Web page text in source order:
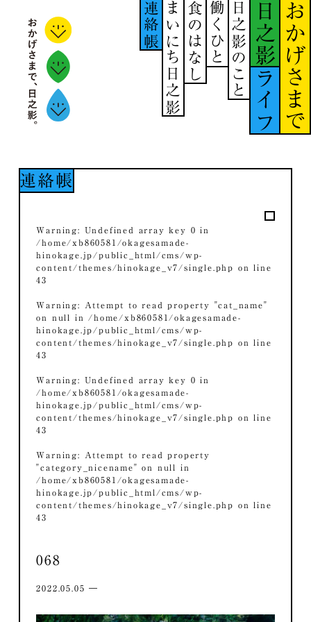
おかげさまで
日之影
ライフ
日之影のこと
働くひと
食のはなし
まいにち日之影
連絡帳
連絡帳
Warning: Undefined array key 0 in
/home/xb860581/okagesamade-
hinokage.jp/public_html/cms/wp-
content/themes/hinokage_v7/single.php
on line
43
Warning: Attempt to read property "cat_name"
on null in /home/xb860581/okagesamade-
hinokage.jp/public_html/cms/wp-
content/themes/hinokage_v7/single.php
on line
43
Warning: Undefined array key 0 in
/home/xb860581/okagesamade-
hinokage.jp/public_html/cms/wp-
content/themes/hinokage_v7/single.php
on line
43
Warning: Attempt to read property
"category_nicename" on null in
/home/xb860581/okagesamade-
hinokage.jp/public_html/cms/wp-
content/themes/hinokage_v7/single.php
on line
43
068
2022.05.05 ―